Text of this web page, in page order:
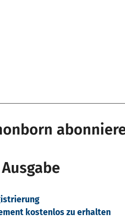
kostenlos zu erhalten